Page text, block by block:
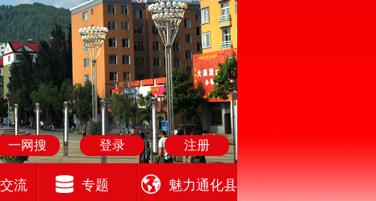
一网搜 登录 注册
流 专题 魅力通化县